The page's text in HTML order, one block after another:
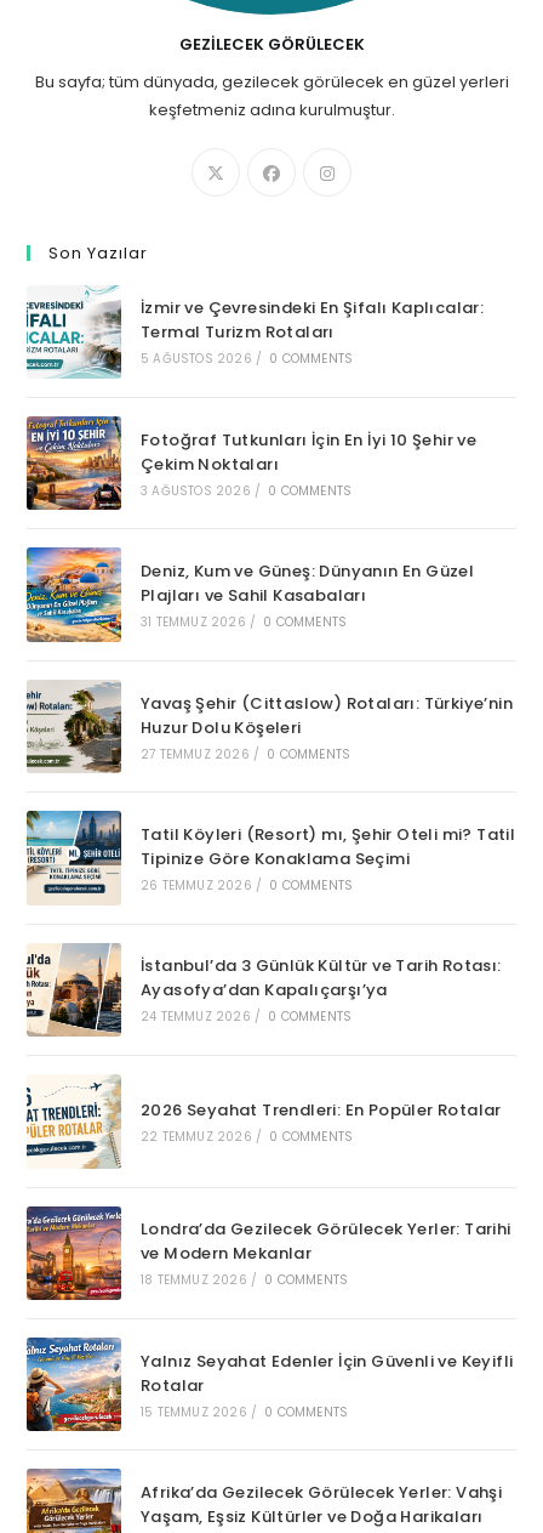
GEZILECEK GÖRÜLECEK
Bu sayfa; tüm dünyada, gezilecek görülecek en güzel yerleri
keşfetmeniz adına kurulmuştur.
Son Yazılar
İzmir ve Çevresindeki En Şifalı Kaplıcalar:
Termal Turizm Rotaları
5 AĞUSTOS 2026 / 0 COMMENTS
Fotoğraf Tutkunları İçin En İyi 10 Şehir ve
Çekim Noktaları
3 AĞUSTOS 2026 / 0 COMMENTS
Deniz, Kum ve Güneş: Dünyanın En Güzel
Plajları ve Sahil Kasabaları
31 TEMMUZ 2026 / 0 COMMENTS
Yavaş Şehir (Cittaslow) Rotaları: Türkiye’nin
Huzur Dolu Köşeleri
27 TEMMUZ 2026 / 0 COMMENTS
Tatil Köyleri (Resort) mı, Şehir Oteli mi? Tatil
Tipinize Göre Konaklama Seçimi
26 TEMMUZ 2026 / 0 COMMENTS
İstanbul’da 3 Günlük Kültür ve Tarih Rotası:
Ayasofya’dan Kapalıçarşı’ya
24 TEMMUZ 2026 / 0 COMMENTS
2026 Seyahat Trendleri: En Popüler Rotalar
22 TEMMUZ 2026 / 0 COMMENTS
Londra’da Gezilecek Görülecek Yerler: Tarihi
ve Modern Mekanlar
18 TEMMUZ 2026 / 0 COMMENTS
Yalnız Seyahat Edenler İçin Güvenli ve Keyifli
Rotalar
15 TEMMUZ 2026 / 0 COMMENTS
Afrika’da Gezilecek Görülecek Yerler: Vahşi
Yaşam, Eşsiz Kültürler ve Doğa Harikaları